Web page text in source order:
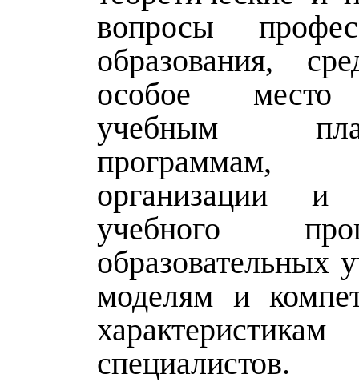
вопросы
образования,
особое место
учебным
программам,
организации и
учебного
образовательных
моделям и
специалистов.